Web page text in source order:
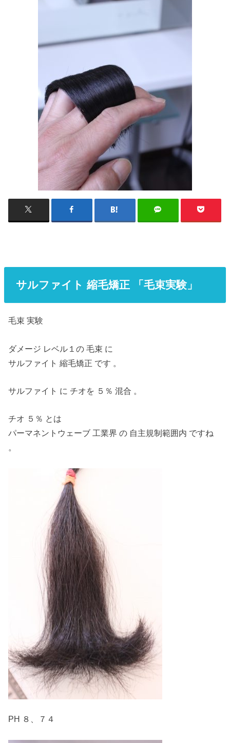
サルファイト 縮毛矯正 「毛束実験」
毛束 実験
ダメージ レベル１の 毛束 に
サルファイト 縮毛矯正 です 。
サルファイト に チオを ５％ 混合 。
チオ ５％ とは
パーマネントウェーブ 工業界 の 自主規制範囲内 ですね
。
PH ８、７４